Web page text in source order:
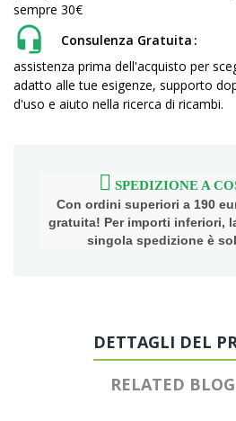
sempre 30€
Consulenza Gratuita
assistenza prima dell'acquisto per
adatto alle tue esigenze, supporto
d'uso e aiuto nella ricerca di ricambi.
SPEDIZIONE A
Con ordini superiori a 190
gratuita! Per importi inferiori,
singola spedizione è
DETTAGLI DEL
RELATED